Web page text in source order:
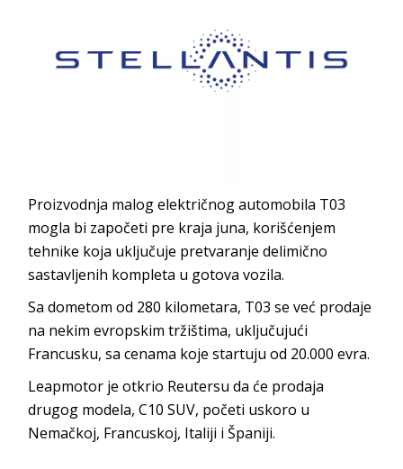
Proizvodnja malog električnog automobila T03
mogla bi započeti pre kraja juna, korišćenjem
tehnike koja uključuje pretvaranje delimično
sastavljenih kompleta u gotova vozila.
Sa dometom od 280 kilometara, T03 se već prodaje
na nekim evropskim tržištima, uključujući
Francusku, sa cenama koje startuju od 20.000 evra.
Leapmotor je otkrio Reutersu da će prodaja
drugog modela, C10 SUV, početi uskoro u
Nemačkoj, Francuskoj, Italiji i Španiji.